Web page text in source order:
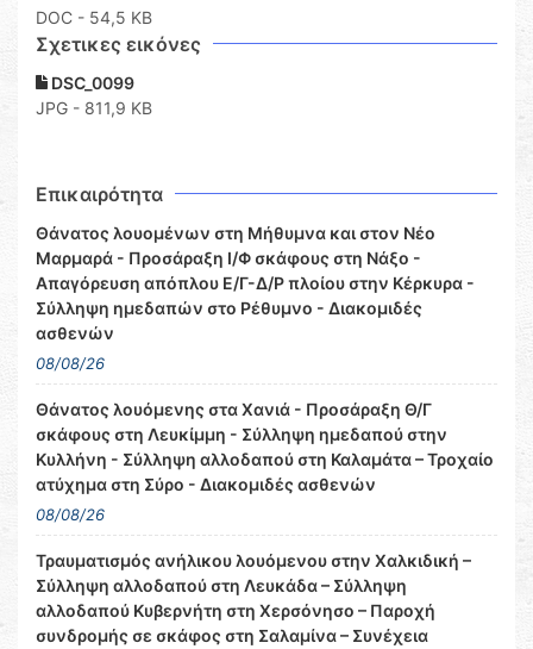
DOC - 54,5 KB
Σχετικες εικόνες
DSC_0099
JPG - 811,9 KB
Επικαιρότητα
Θάνατος λουομένων στη Μήθυμνα και στον Νέο
Μαρμαρά - Προσάραξη Ι/Φ σκάφους στη Νάξο -
Απαγόρευση απόπλου Ε/Γ-Δ/Ρ πλοίου στην Κέρκυρα -
Σύλληψη ημεδαπών στο Ρέθυμνο - Διακομιδές
ασθενών
08/08/26
Θάνατος λουόμενης στα Χανιά - Προσάραξη Θ/Γ
σκάφους στη Λευκίμμη - Σύλληψη ημεδαπού στην
Κυλλήνη - Σύλληψη αλλοδαπού στη Καλαμάτα – Τροχαίο
ατύχημα στη Σύρο - Διακομιδές ασθενών
08/08/26
Τραυματισμός ανήλικου λουόμενου στην Χαλκιδική –
Σύλληψη αλλοδαπού στη Λευκάδα – Σύλληψη
αλλοδαπού Κυβερνήτη στη Χερσόνησο – Παροχή
συνδρομής σε σκάφος στη Σαλαμίνα – Συνέχεια